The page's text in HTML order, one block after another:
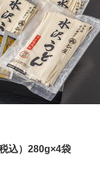
込）280g×4袋